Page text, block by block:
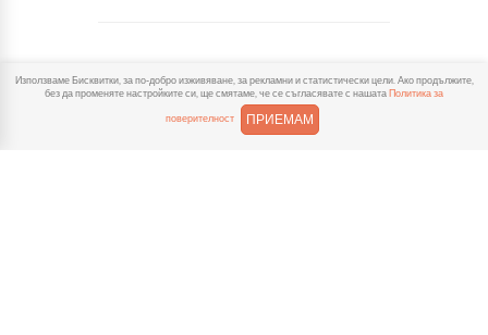
Често задавани въпроси
Използваме Бисквитки, за по-добро изживяване, за рекламни и статистически цели. Ако продължите,
без да променяте настройките си, ще смятаме, че се съгласявате с нашатаПолитика за
поверителност ПРИЕМАМ